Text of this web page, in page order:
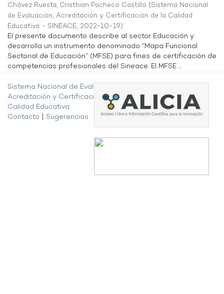
Chávez Ruesta; Cristhian Pacheco Castillo (Sistema Nacional
de Evaluación, Acreditación y Certificación de la Calidad
Educativa - SINEACE, 2022-10-19)
El presente documento describe al sector Educación y
desarrolla un instrumento denominado “Mapa Funcional
Sectorial de Educación” (MFSE) para fines de certificación de
competencias profesionales del Sineace. El MFSE ...
Sistema Nacional de Evaluación,
Acreditación y Certificación de la
Calidad Educativa
Contacto
Sugerencias